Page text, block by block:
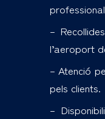
–
l’aeroport
– Atenció
pels clients.
–